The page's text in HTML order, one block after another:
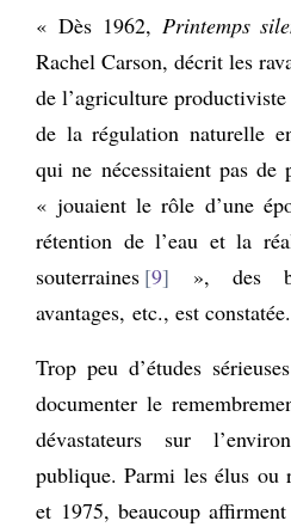
« Dès 1962, Printemps
Rachel Carson, décrit les
de l’agriculture
de la régulation naturelle
qui ne nécessitaient pas de
« jouaient le rôle d’une
rétention de l’eau et la
souterraines 9
», des
avantages, etc., est constatée.
Trop peu d’études
documenter le
dévastateurs sur
publique. Parmi les élus ou
et 1975, beaucoup